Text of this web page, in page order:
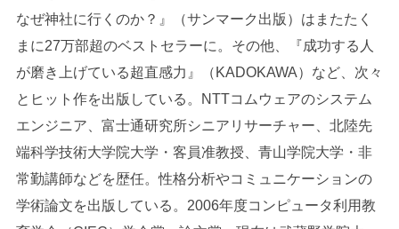
なぜ神社に行くのか？』（サンマーク出版）はまたたく
まに27万部超のベストセラーに。その他、『成功する人
が磨き上げている超直感力』（KADOKAWA）など、次々
とヒット作を出版している。NTTコムウェアのシステム
エンジニア、富士通研究所シニアリサーチャー、北陸先
端科学技術大学院大学・客員准教授、青山学院大学・非
常勤講師などを歴任。性格分析やコミュニケーションの
学術論文を出版している。2006年度コンピュータ利用教